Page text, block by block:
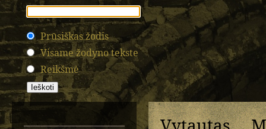
Prūsiškas žodis
Visame žodyno tekste
Reikšmė